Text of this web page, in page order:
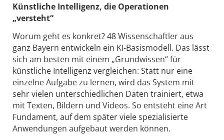
Künstliche Intelligenz, die Operationen
„versteht“
Worum geht es konkret? 48 Wissenschaftler aus
ganz Bayern entwickeln ein KI-Basismodell. Das lässt
sich am besten mit einem „Grundwissen“ für
künstliche Intelligenz vergleichen: Statt nur eine
einzelne Aufgabe zu lernen, wird das System mit
sehr vielen unterschiedlichen Daten trainiert, etwa
mit Texten, Bildern und Videos. So entsteht eine Art
Fundament, auf dem später viele spezialisierte
Anwendungen aufgebaut werden können.